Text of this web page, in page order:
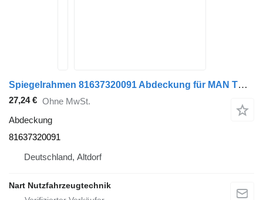
Spiegelrahmen 81637320091 Abdeckung für MAN TGX-TGS Sattelzugmaschine
27,24 € Ohne MwSt.
Abdeckung
81637320091
Deutschland, Altdorf
Nart Nutzfahrzeugtechnik